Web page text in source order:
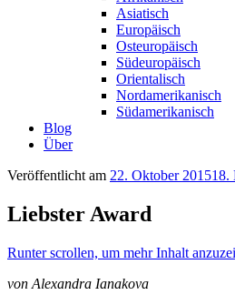
Asiatisch
Europäisch
Osteuropäisch
Südeuropäisch
Orientalisch
Nordamerikanisch
Südamerikanisch
Blog
Über
Veröffentlicht am 22. Oktober 201518.
Liebster Award
Runter scrollen, um mehr Inhalt
von Alexandra Ianakova